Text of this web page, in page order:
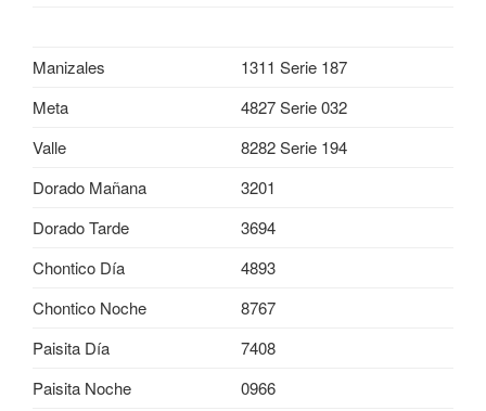
Manizales
1311 Serie 187
Meta
4827 Serie 032
Valle
8282 Serie 194
Dorado Mañana
3201
Dorado Tarde
3694
Chontico Día
4893
Chontico Noche
8767
Paisita Día
7408
Paisita Noche
0966